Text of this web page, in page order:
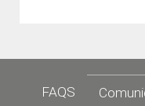
Footer
FAQS